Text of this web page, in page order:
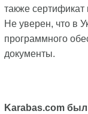
также сертификат
Не уверен, что в
программного
документы.
Karabas.com